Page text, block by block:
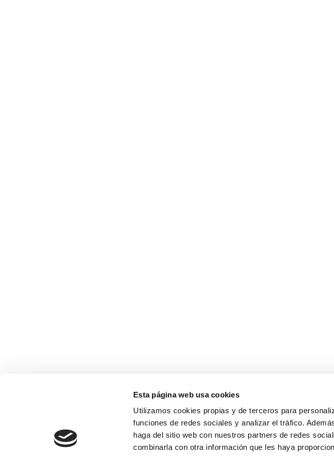
Esta página web usa cookies
Utilizamos cookies propias y de terceros para
funciones de redes sociales y analizar el tráfico.
haga del sitio web con nuestros partners de redes
combinarla con otra información que les haya